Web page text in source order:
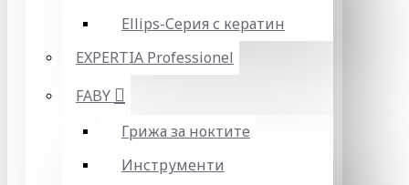
Ellips-Серия с кератин
EXPERTIA Professionel
FABY
Грижа за ноктите
Инструменти